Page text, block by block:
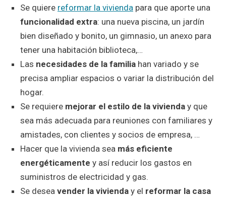
Se quiere reformar la vivienda para que aporte una
funcionalidad extra: una nueva piscina, un jardín
bien diseñado y bonito, un gimnasio, un anexo para
tener una habitación biblioteca,…
Las necesidades de la familia han variado y se
precisa ampliar espacios o variar la distribución del
hogar.
Se requiere mejorar el estilo de la vivienda y que
sea más adecuada para reuniones con familiares y
amistades, con clientes y socios de empresa, …
Hacer que la vivienda sea más eficiente
energéticamente y así reducir los gastos en
suministros de electricidad y gas.
Se desea vender la vivienda y el reformar la casa